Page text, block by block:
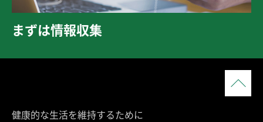
まずは情報収集
健康的な生活を維持するために